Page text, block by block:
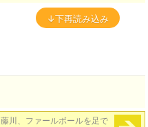
↓下再読み込み
藤川、ファールボールを足で